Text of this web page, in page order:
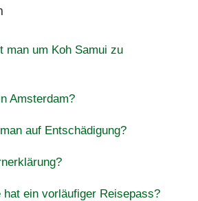
man um Koh Samui zu
Amsterdam?
auf Entschädigung?
ein vorläufiger Reisepass?